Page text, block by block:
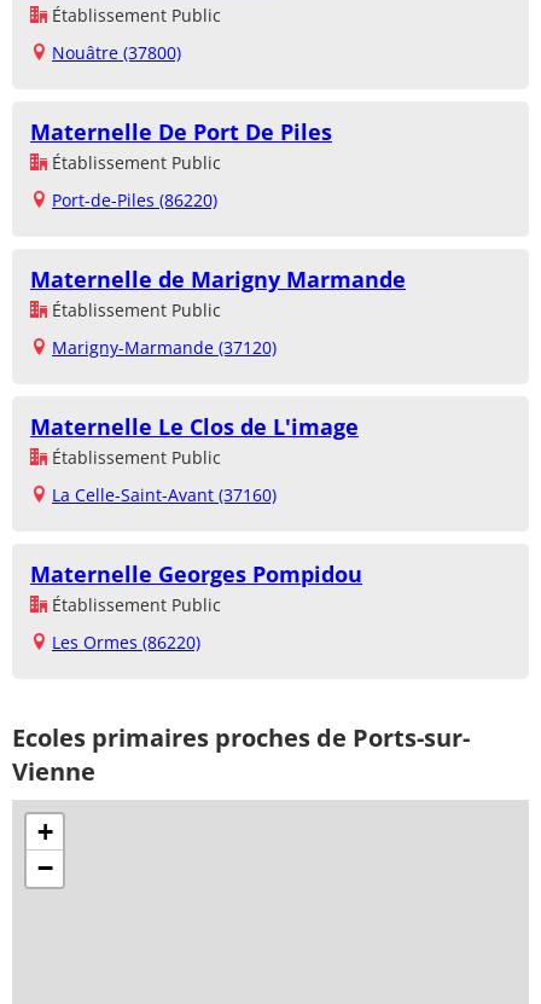
Établissement Public
Nouâtre (37800)
Maternelle De Port De Piles
Établissement Public
Port-de-Piles (86220)
Maternelle de Marigny Marmande
Établissement Public
Marigny-Marmande (37120)
Maternelle Le Clos de L'image
Établissement Public
La Celle-Saint-Avant (37160)
Maternelle Georges Pompidou
Établissement Public
Les Ormes (86220)
Ecoles primaires proches de Ports-sur-
Vienne
+
−